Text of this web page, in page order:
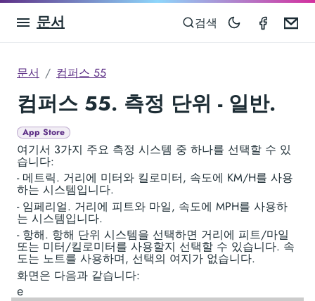
문서 검색
문서 컴퍼스 55
컴퍼스 55. 측정 단위 - 일반.
App Store
여기서 3가지 주요 측정 시스템 중 하나를 선택할 수 있
습니다:
- 메트릭. 거리에 미터와 킬로미터, 속도에 KM/H를 사용
하는 시스템입니다.
- 임페리얼. 거리에 피트와 마일, 속도에 MPH를 사용하
는 시스템입니다.
- 항해. 항해 단위 시스템을 선택하면 거리에 피트/마일
또는 미터/킬로미터를 사용할지 선택할 수 있습니다. 속
도는 노트를 사용하며, 선택의 여지가 없습니다.
화면은 다음과 같습니다:
е